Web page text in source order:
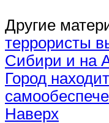
Другие
террористы
Сибири и на
Город
Наверх